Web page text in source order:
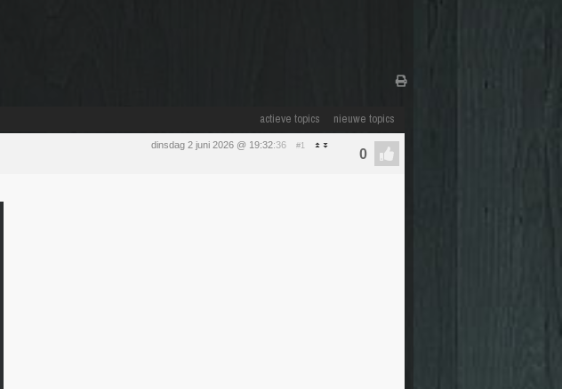
actieve topics nieuwe topics
dinsdag 2 juni 2026 @ 19:32:36 #1